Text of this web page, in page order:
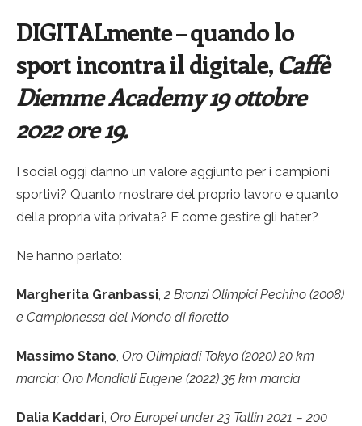
DIGITALmente – quando lo
sport incontra il digitale,Caffè
Diemme Academy 19 ottobre
2022 ore 19.
I social oggi danno un valore aggiunto per i campioni
sportivi? Quanto mostrare del proprio lavoro e quanto
della propria vita privata? E come gestire gli hater?
Ne hanno parlato:
Margherita Granbassi,2 Bronzi Olimpici Pechino (2008)
e Campionessa del Mondo di fioretto
Massimo Stano, Oro Olimpiadi Tokyo (2020) 20 km
marcia; Oro Mondiali Eugene (2022) 35 km marcia
Dalia Kaddari, Oro Europei under 23 Tallin 2021 – 200